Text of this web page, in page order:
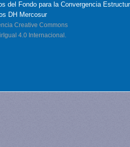
del Fondo para la Convergencia
DH Mercosur
Creative Commons
4.0 Internacional.